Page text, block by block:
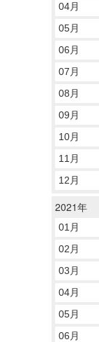
04月
05月
06月
07月
08月
09月
10月
11月
12月
2021年
01月
02月
03月
04月
05月
06月